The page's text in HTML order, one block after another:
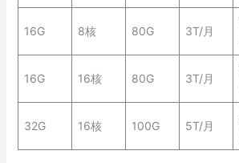
16G 8核 80G 3T/月
16G 16核 80G 3T/月
32G 16核 100G 5T/月